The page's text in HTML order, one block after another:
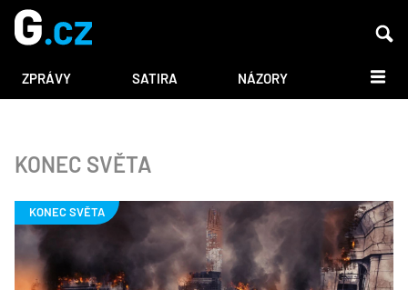
ZPRÁVY SATIRA NÁZORY DALŠÍ
KONEC SVĚTA